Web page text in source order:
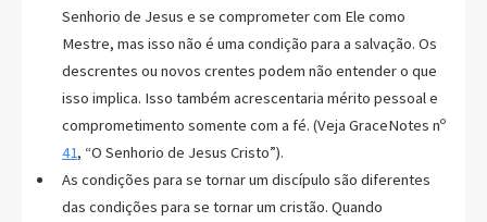
Senhorio de Jesus e se comprometer com Ele como
Mestre, mas isso não é uma condição para a salvação. Os
descrentes ou novos crentes podem não entender o que
isso implica. Isso também acrescentaria mérito pessoal e
comprometimento somente com a fé. (Veja GraceNotes nº
41, “O Senhorio de Jesus Cristo”).
As condições para se tornar um discípulo são diferentes
das condições para se tornar um cristão. Quando